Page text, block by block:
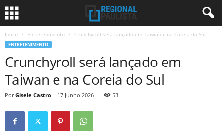
Início Entretenimento Crunchyroll será lançado em Taiwan e na Coreia do Sul
ENTRETENIMENTO
Crunchyroll será lançado em
Taiwan e na Coreia do Sul
Por Gisele Castro - 17 Junho 2026 53